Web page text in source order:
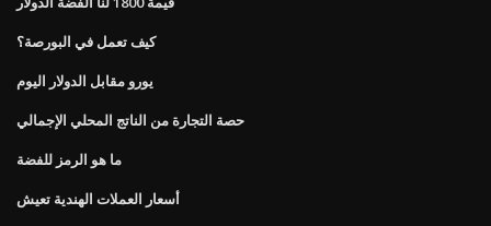
كيف تعمل في البورصة؟
يورو مقابل الدولار اليوم
حصة التجارة من الناتج المحلي الإجمالي
ما هو الرمز للفضة
أسعار العملات الهندية تعيش